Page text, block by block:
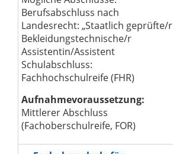
Berufsabschluss nach
Landesrecht: „Staatlich geprüfte/r
Bekleidungstechnische/r
Assistentin/Assistent
Schulabschluss:
Fachhochschulreife (FHR)
Aufnahmevoraussetzung:
Mittlerer Abschluss
(Fachoberschulreife, FOR)